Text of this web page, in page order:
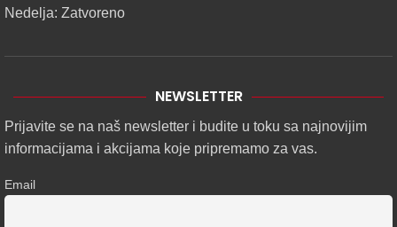
Nedelja: Zatvoreno
NEWSLETTER
Prijavite se na naš newsletter i budite u toku sa najnovijim
informacijama i akcijama koje pripremamo za vas.
Email